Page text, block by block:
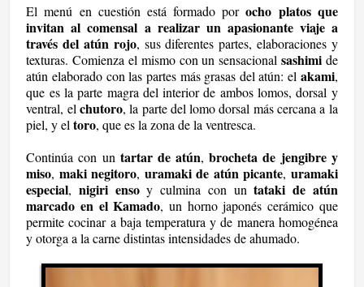
El menú en cuestión está formado porocho platos que
invitan al comensal a realizar un apasionante viaje a
través del atún rojo, sus diferentes partes, elaboraciones y
texturas. Comienza el mismo con un sensacional sashimi de
atún elaborado con las partes más grasas del atún: el akami,
que es la parte magra del interior de ambos lomos, dorsal y
ventral, el chutoro, la parte del lomo dorsal más cercana a la
piel, y eltoro, que es la zona de la ventresca.
Continúa con un tartar de atún,brocheta de jengibre y
miso, maki negitoro, uramaki de atún picante, uramaki
especial, nigiri ensoy culmina con untataki de atún
marcado en el Kamado, un horno japonés cerámico que
permite cocinar a baja temperatura y de manera homogénea
y otorga a la carne distintas intensidades de ahumado.